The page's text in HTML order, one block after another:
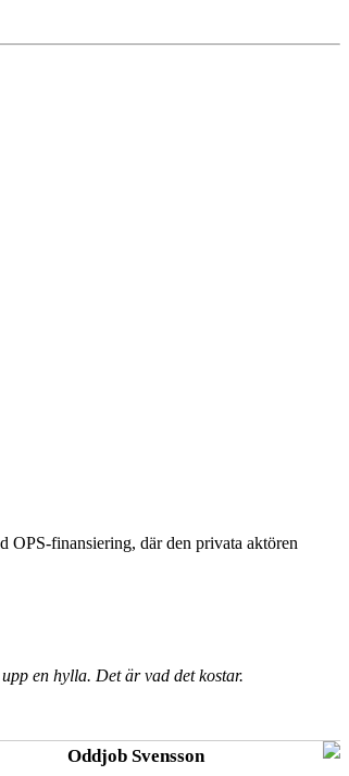
OPS-finansiering, där den privata aktören
en hylla. Det är vad det kostar.
Oddjob Svensson